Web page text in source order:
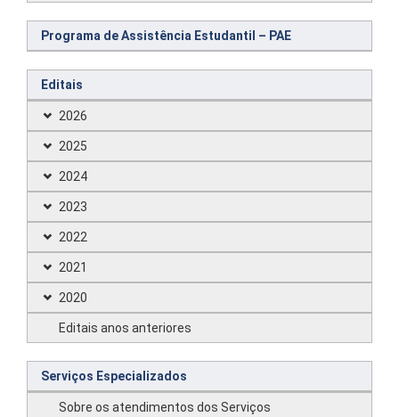
Programa de Assistência Estudantil – PAE
Editais
2026
2025
2024
2023
2022
2021
2020
Editais anos anteriores
Serviços Especializados
Sobre os atendimentos dos Serviços